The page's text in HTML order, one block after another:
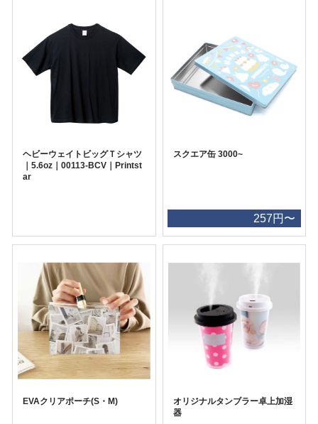
ヘビーウェイトビッグＴシャツ
｜5.6oz｜00113-BCV｜Printst
ar
スクエア缶 3000~
257円〜
EVAクリアポーチ(S・M)
オリジナルタンブラー卓上加湿
器